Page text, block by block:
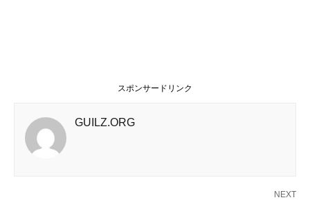
スポンサードリンク
GUILZ.ORG
NEXT